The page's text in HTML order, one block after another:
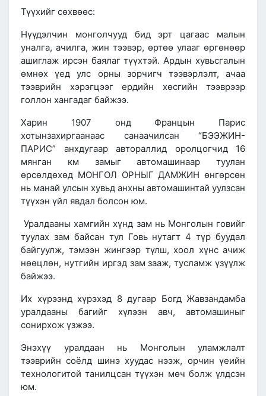
Түүхийг сөхвөөс:
Нүүдэлчин монголчууд бид эрт цагаас малын
уналга, ачилга, жин тээвэр, өртөө улааг өргөнөөр
ашиглаж ирсэн баялаг түүхтэй. Ардын хувьсгалын
өмнөх үед улс орны зорчигч тээвэрлэлт, ачаа
тээврийн хэрэгцээг ердийн хөсгийн тээврээр
голлон хангадаг байжээ.
Харин 1907 ондФранцын Парис
хотынзахиргаанаас санаачилсан “БЭЭЖИН-
ПАРИС” анхдугаар автораллид оролцогчид 16
мянган км замыг автомашинаар туулан
өрсөлдөхөд МОНГОЛ ОРНЫГ ДАМЖИН өнгөрсөн
нь манай улсын хувьд анхны автомашинтай уулзсан
түүхэн үйл явдал болсон юм.
Уралдааны хамгийн хүнд зам нь Монголын говийг
туулах зам байсан тул Говь нутагт 4 түр буудал
байгуулж, тэмээн жингээр түлш, хоол хүнс ачиж
нөөцлөн, нутгийн иргэд зам зааж, тусламж үзүүлж
байжээ.
Их хүрээнд хүрэхэд 8 дугаар Богд Жавзандамба
уралдааны багийг хүлээн авч, автомашиныг
сонирхож үзжээ.
Энэхүү уралдаан нь Монголын уламжлалт
тээврийн соёлд шинэ хуудас нээж, орчин үеийн
технологитой танилцсан түүхэн мөч болж үлдсэн
юм.